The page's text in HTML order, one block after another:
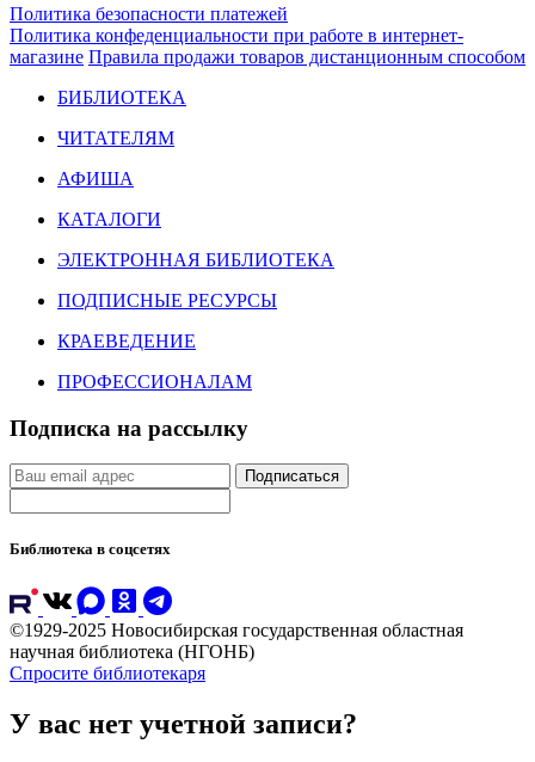
Политика безопасности платежей
Политика конфеденциальности при работе в интернет-
магазине Правила продажи товаров дистанционным способом
БИБЛИОТЕКА
ЧИТАТЕЛЯМ
АФИША
КАТАЛОГИ
ЭЛЕКТРОННАЯ БИБЛИОТЕКА
ПОДПИСНЫЕ РЕСУРСЫ
КРАЕВЕДЕНИЕ
ПРОФЕССИОНАЛАМ
Подписка на рассылку
Подписаться
Библиотека в соцсетях
©1929-2025 Новосибирская государственная областная
научная библиотека (НГОНБ)
Спросите библиотекаря
У вас нет учетной записи?